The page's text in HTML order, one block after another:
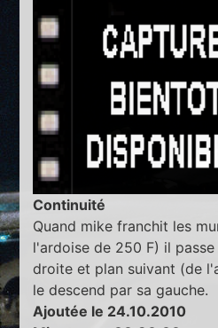
Continuité
Quand mike franchit les
l'ardoise de 250 F) il
droite et plan suivant (de
le descend par sa gauche.
Ajoutée le 24.10.2010